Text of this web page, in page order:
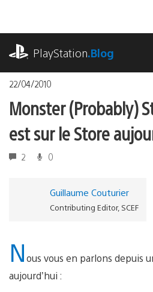
contenu
PlayStation.Blog
22/04/2010
Monster (Probably)
est sur le Store
2 0
Guillaume Couturier
Contributing Editor, SCEF
Nous vous en parlons depuis
aujourd’hui :